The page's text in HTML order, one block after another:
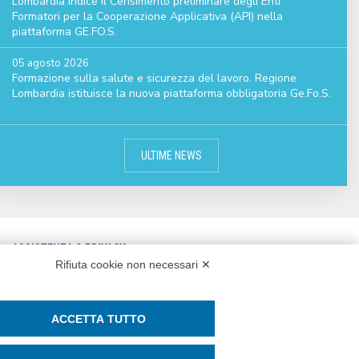
Formatori per la Cooperazione Applicativa (API) nella
piattaforma GE.FO.S.
05 agosto 2026
Formazione sulla salute e sicurezza del lavoro. Regione
Lombardia istituisce la nuova piattaforma obbligatoria Ge.Fo.S.
ULTIME NEWS
ASSISTENZA & PRIVACY
PRIVACY POLICY
COOKIE POLICY
GENERE
Rifiuta cookie non necessari ✕
ACCETTA TUTTO